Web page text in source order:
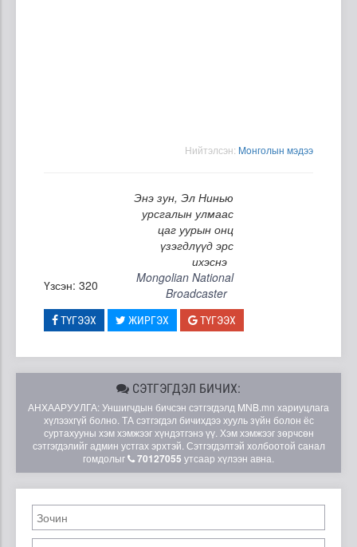
Нийтэлсэн: Moнголын мэдээ
Энэ зун, Эл Нинью
урсгалын улмаас
цаг уурын онц
үзэгдлүүд эрс
ихэснэ
Үзсэн: 320
Mongolian National
Broadcaster
ТҮГЭЭХ ЖИРГЭХ ТҮГЭЭХ
СЭТГЭГДЭЛ БИЧИХ:
АНХААРУУЛГА: Уншигчдын бичсэн сэтгэгдэлд MNB.mn хариуцлага
хүлээхгүй болно. ТА сэтгэгдэл бичихдээ хууль зүйн болон ёс
суртахууны хэм хэмжээг хүндэтгэнэ үү. Хэм хэмжээг зөрчсөн
сэтгэгдэлийг админ устгах эрхтэй. Сэтгэгдэлтэй холбоотой санал
гомдолыг
70127055 утсаар хүлээн авна.